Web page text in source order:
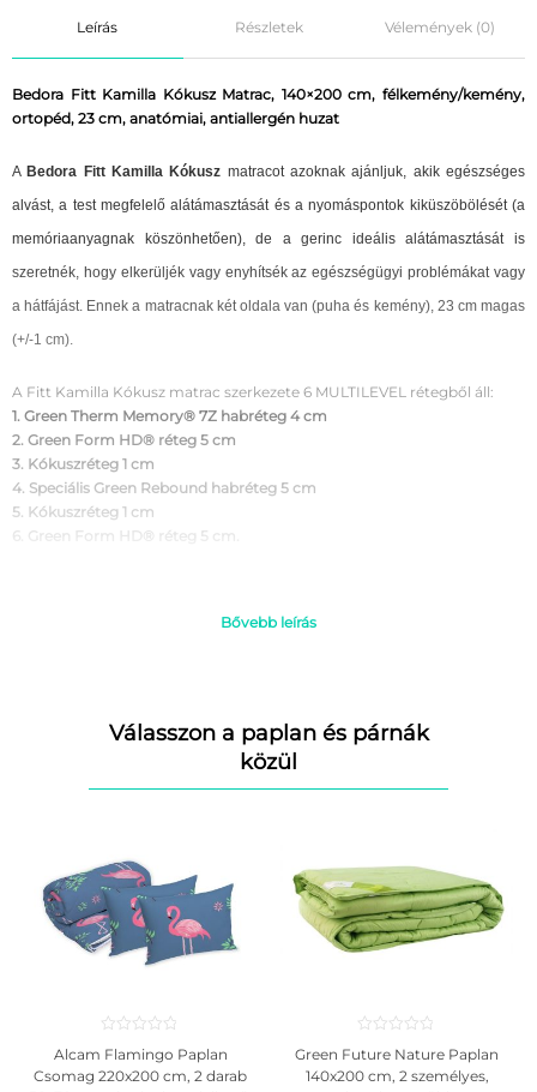
Leírás Részletek Vélemények (0)
Bedora Fitt Kamilla Kókusz Matrac, 140×200 cm, félkemény/kemény,
ortopéd, 23 cm, anatómiai, antiallergén huzat
A Bedora Fitt Kamilla Kókusz matracot azoknak ajánljuk, akik egészséges
alvást, a test megfelelő alátámasztását és a nyomáspontok kiküszöbölését (a
memóriaanyagnak köszönhetően), de a gerinc ideális alátámasztását is
szeretnék, hogy elkerüljék vagy enyhítsék az egészségügyi problémákat vagy
a hátfájást. Ennek a matracnak két oldala van (puha és kemény), 23 cm magas
(+/-1 cm).
A Fitt Kamilla Kókusz matrac szerkezete 6 MULTILEVEL rétegből áll:
1. Green Therm Memory® 7Z habréteg 4 cm
2. Green Form HD® réteg 5 cm
3. Kókuszréteg 1 cm
4. Speciális Green Rebound habréteg 5 cm
5. Kókuszréteg 1 cm
6. Green Form HD® réteg 5 cm.
Kettős kényelem
matrac higiéniai körülményeit azáltal, hogy lehetővé teszik a levegő
keringését a rétegek között, és biztosítják a gerinc számára a szükséges
alátámasztást.
A kókuszrost nagyon szívós anyag.
A kókuszrostok kötegekbe kerülnek válogatásra/préselésre, és forró
ugyanakkor nagyon ellenálló anyag keletkezik.
Green Form HD egy olyan anyag, amely az egymásra épülő cellás
technológia alapján készült, amely lehetővé teszi a gyors légkeringést a
Bővebb leírás
Válasszon a paplan és párnák
közül
Alcam Flamingo Paplan
Csomag 220x200 cm, 2 darab
Green Future Nature Paplan
140x200 cm, 2 személyes,